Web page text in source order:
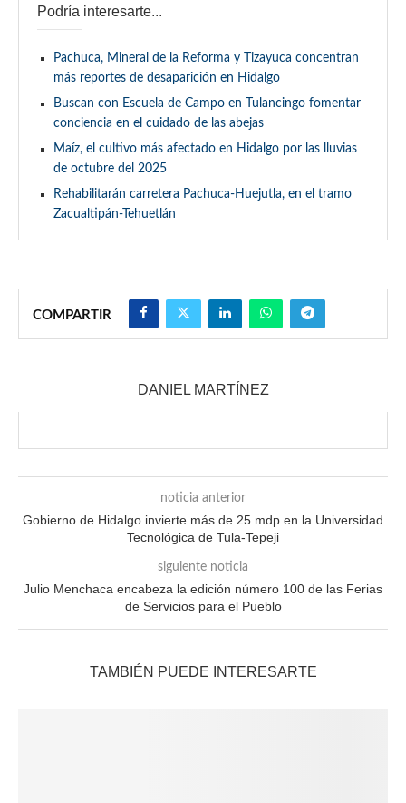
Podría interesarte...
Pachuca, Mineral de la Reforma y Tizayuca concentran
más reportes de desaparición en Hidalgo
Buscan con Escuela de Campo en Tulancingo fomentar
conciencia en el cuidado de las abejas
Maíz, el cultivo más afectado en Hidalgo por las lluvias
de octubre del 2025
Rehabilitarán carretera Pachuca-Huejutla, en el tramo
Zacualtipán-Tehuetlán
COMPARTIR
DANIEL MARTÍNEZ
noticia anterior
Gobierno de Hidalgo invierte más de 25 mdp en la Universidad
Tecnológica de Tula-Tepeji
siguiente noticia
Julio Menchaca encabeza la edición número 100 de las Ferias
de Servicios para el Pueblo
TAMBIÉN PUEDE INTERESARTE